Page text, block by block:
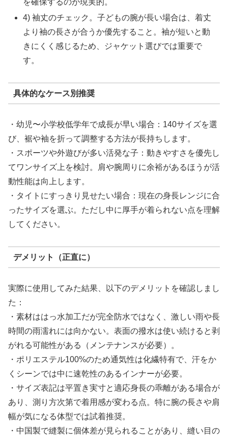
を確保するのが現実的。
4) 袖丈のチェック。子どもの腕が長い場合は、着丈
より袖の長さが合うか優先すること。袖が短いと動
きにくく感じるため、ジャケット選びでは重要で
す。
具体的なケース別推奨
・幼児〜小学校低学年で成長が早い場合：140サイズを選
び、裾や袖を折って調整する方法が長持ちします。
・スポーツや外遊びが多い活発な子：動きやすさを優先し
てワンサイズ上を検討。肩や腕周りに余裕があるほうが活
動性能は向上します。
・タイトにすっきり見せたい場合：現在の身長レンジに合
ったサイズを選ぶ。ただし中に厚手が着られない点を理解
してください。
デメリット（正直に）
実際に使用してみた結果、以下のデメリットを確認しまし
た：
・素材ははっ水加工だが完全防水ではなく、激しい雨や長
時間の雨濡れには向かない。表面の撥水は使い続けると剥
がれる可能性がある（メンテナンスが必要）。
・ポリエステル100%のため通気性は化繊特有で、汗をか
くシーンでは中に速乾性のあるインナーが必要。
・サイズ表記は平置き実寸と適応身長の乖離がある場合が
あり、測り方次第で着用感が変わる点。特に腕の長さや肩
幅が気になる体型では試着推奨。
・中国製で縫製に個体差が見られることがあり、縫い目の